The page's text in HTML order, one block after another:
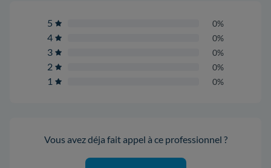
5 0%
4 0%
3 0%
2 0%
1 0%
Vous avez déja fait appel à ce professionnel ?